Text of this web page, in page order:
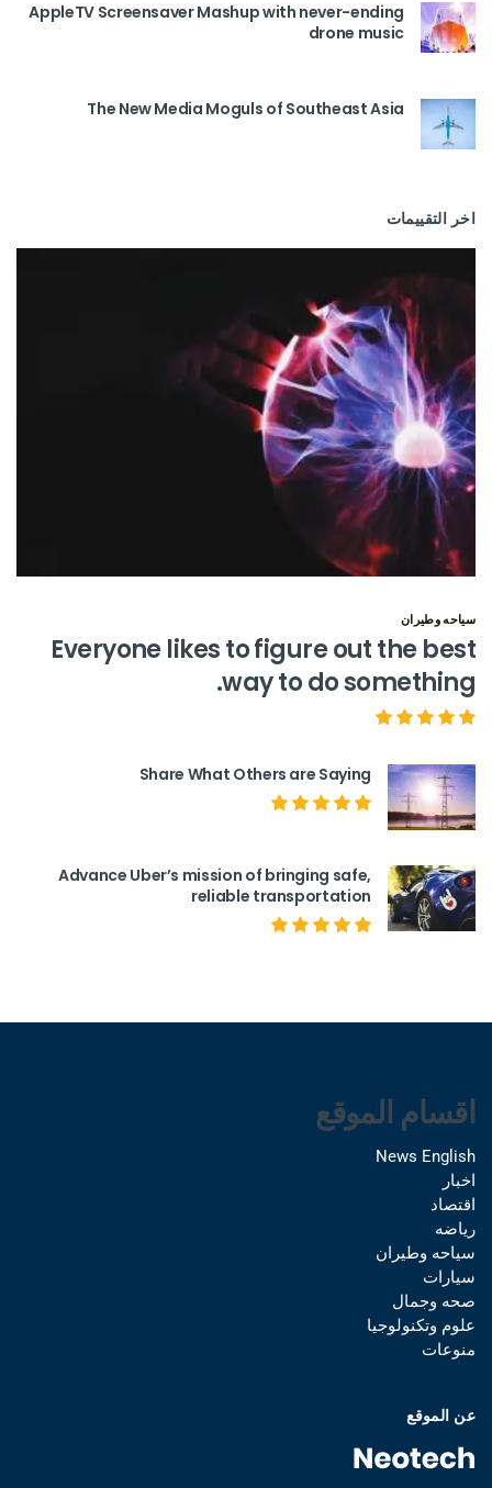
AppleTV Screensaver Mashup with never-ending
drone music
The New Media Moguls of Southeast Asia
اخر التقييمات
سياحه وطيران
Everyone likes to figure out the best
way to do something.
Share What Others are Saying
Advance Uber’s mission of bringing safe,
reliable transportation
اقسام الموقع
News English
اخبار
اقتصاد
رياضه
سياحه وطيران
سيارات
صحه وجمال
علوم وتكنولوجيا
منوعات
عن الموقع